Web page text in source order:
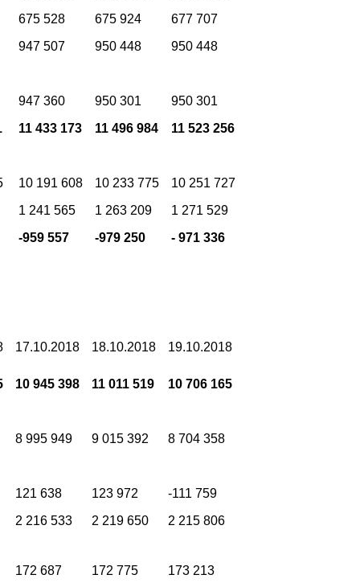
675 528
675 924
677 707
947 507
950 448 950 448
947 360 950 301
950 301
11 433 173 11 496 984 11 523 256
10 191 608 10 233 775
10 251 727
1 241 565
1 263 209
1 271 529
-959 557
-979 250 - 971 336
17.10.2018 18.10.2018 19.10.2018
10 945 398 11 011 519 10 706 165
8 995 949 9 015 392 8 704 358
121 638 123 972
-111 759
2 216 533
2 219 650 2 215 806
172 687 172 775 173 213